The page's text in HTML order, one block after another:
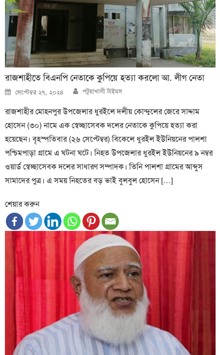
রাজশাহীতে বিএনপি নেতাকে কুপিয়ে হত্যা করলো আ. লীগ নেতা
Posted
on
সেপ্টেম্বর ২৭, ২০২৪ Author
পটুয়াখালী টাইমস
রাজশাহীর মোহনপুর উপজেলার ধুরইলে দলীয় কোন্দ্বলের জেরে সাদ্দাম
হোসেন (৩০) নামে এক স্বেচ্ছাসেবক দলের নেতাকে কুপিয়ে হত্যা করা
হয়েছেন। বৃহস্পতিবার (২৬ সেপ্টেম্বর) বিকেলে ধুরইল ইউনিয়নের পালশা
পশ্চিমপাড়া গ্রামে এ ঘটনা ঘটে। নিহত উপজেলার ধুরইল ইউনিয়নের ৯ নম্বর
ওয়ার্ড স্বেচ্ছাসেবক দলের সাধারণ সম্পাদক। তিনি পালশা গ্রামের আব্দুস
সামাদের পুত্র। এ সময় নিহতের বড় ভাই বুলবুল হোসেন […]
শেয়ার করুন